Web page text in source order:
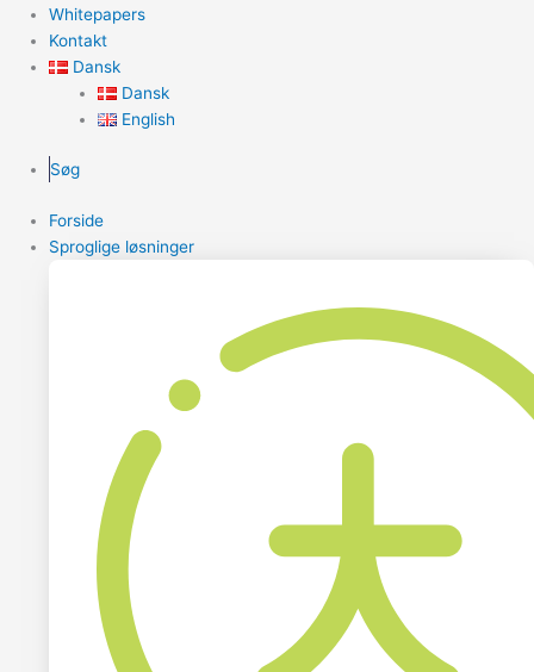
Whitepapers
Kontakt
Dansk
Dansk
English
Søg
Forside
Sproglige løsninger